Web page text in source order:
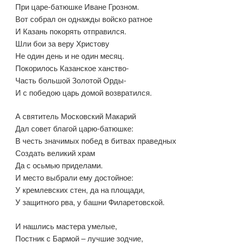
При царе-батюшке Иване Грозном.
Вот собрал он однажды войско ратное
И Казань покорять отправился.
Шли бои за веру Христову
Не один день и не один месяц.
Покорилось Казанское ханство-
Часть большой Золотой Орды-
И с победою царь домой возвратился.
А святитель Московский Макарий
Дал совет благой царю-батюшке:
В честь значимых побед в битвах праведных
Создать великий храм
Да с осьмью приделами.
И место выбрали ему достойное:
У кремлевских стен, да на площади,
У защитного рва, у башни Филаретовской.
И нашлись мастера умелые,
Постник с Бармой – лучшие зодчие,